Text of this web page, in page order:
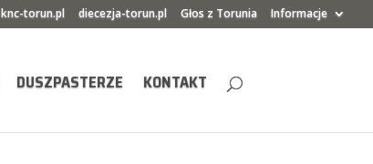
knc-torun.pl diecezja-torun.pl Głos z Torunia Informacje
DUSZPASTERZE KONTAKT